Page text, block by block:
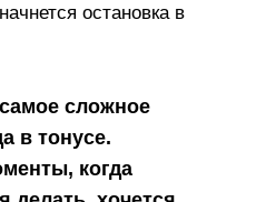
остановка в
сложное
в тонусе.
когда